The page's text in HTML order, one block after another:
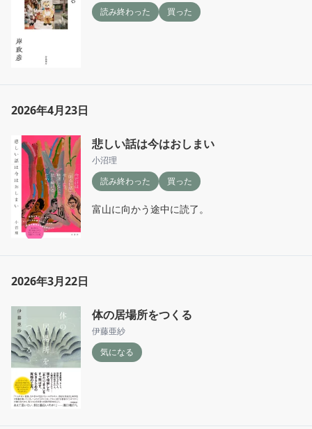
読み終わった
買った
2026年4月23日
悲しい話は今はおしまい
小沼理
読み終わった
買った
富山に向かう途中に読了。
2026年3月22日
体の居場所をつくる
伊藤亜紗
気になる